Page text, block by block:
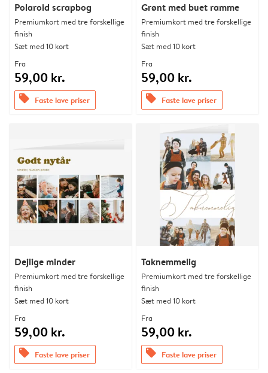
Polaroid scrapbog
Premiumkort med tre forskellige
finish
Sæt med 10 kort
Fra
59,00 kr.
offers Faste lave priser
Grønt med buet ramme
Premiumkort med tre forskellige
finish
Sæt med 10 kort
Fra
59,00 kr.
offers Faste lave priser
Dejlige minder
Premiumkort med tre forskellige
finish
Sæt med 10 kort
Fra
59,00 kr.
offers Faste lave priser
Taknemmelig
Premiumkort med tre forskellige
finish
Sæt med 10 kort
Fra
59,00 kr.
offers Faste lave priser